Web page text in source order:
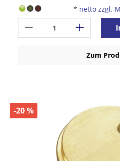
* netto zzgl.
Zum
-20 %